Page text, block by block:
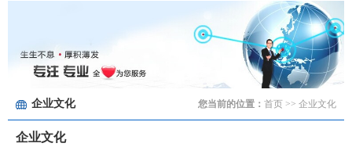
您当前的位置： 首页 >> 企业文化
企业文化
企业文化